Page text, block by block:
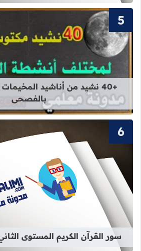
قراءة المزيد عن +40 نشيد من أناشيد
+40 نشيد من أناشيد
بالفصحى
قراءة
سور القرآن الكريم المستوى